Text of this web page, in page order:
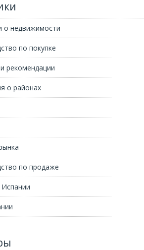
о недвижимости
по покупке
рекомендации
о районах
по продаже
Испании по Голубым